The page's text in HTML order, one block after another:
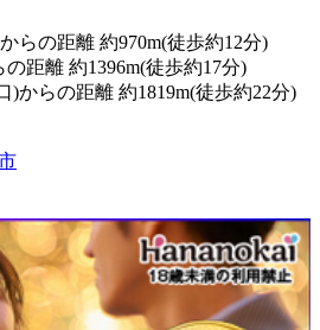
らの距離 約970m(徒歩約12分)
距離 約1396m(徒歩約17分)
)からの距離 約1819m(徒歩約22分)